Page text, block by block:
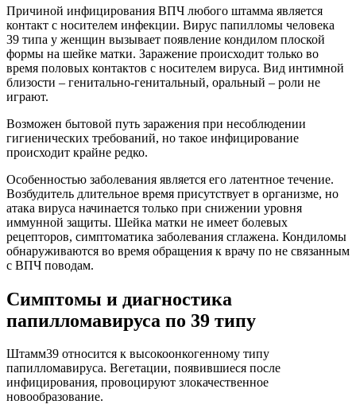
Причиной инфицирования ВПЧ любого штамма является
контакт с носителем инфекции. Вирус папилломы человека
39 типа у женщин вызывает появление кондилом плоской
формы на шейке матки. Заражение происходит только во
время половых контактов с носителем вируса. Вид интимной
близости – генитально-генитальный, оральный – роли не
играют.
Возможен бытовой путь заражения при несоблюдении
гигиенических требований, но такое инфицирование
происходит крайне редко.
Особенностью заболевания является его латентное течение.
Возбудитель длительное время присутствует в организме, но
атака вируса начинается только при снижении уровня
иммунной защиты. Шейка матки не имеет болевых
рецепторов, симптоматика заболевания сглажена. Кондиломы
обнаруживаются во время обращения к врачу по не связанным
с ВПЧ поводам.
Симптомы и диагностика
папилломавируса по 39 типу
Штамм39 относится к высокоонкогенному типу
папилломавируса. Вегетации, появившиеся после
инфицирования, провоцируют злокачественное
новообразование.